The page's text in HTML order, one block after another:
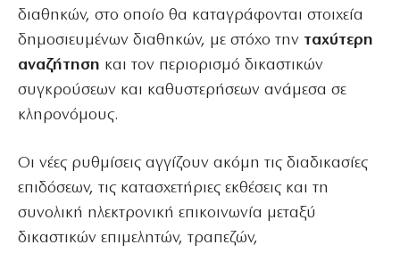
διαθηκών, στο οποίο θα καταγράφονται στοιχεία
δημοσιευμένων διαθηκών, με στόχο την ταχύτερη
αναζήτηση και τον περιορισμό δικαστικών
συγκρούσεων και καθυστερήσεων ανάμεσα σε
κληρονόμους.
Οι νέες ρυθμίσεις αγγίζουν ακόμη τις διαδικασίες
επιδόσεων, τις κατασχετήριες εκθέσεις και τη
συνολική ηλεκτρονική επικοινωνία μεταξύ
δικαστικών επιμελητών, τραπεζών,